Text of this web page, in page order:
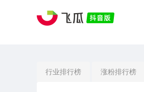
行业排行榜 涨粉排行榜